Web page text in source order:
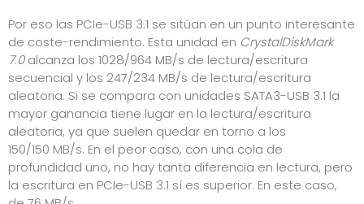
Por eso las PCIe-USB 3.1 se sitúan en un punto interesante
de coste-rendimiento. Esta unidad en CrystalDiskMark
7.0alcanza los 1028/964 MB/s de lectura/escritura
secuencial y los 247/234 MB/s de lectura/escritura
aleatoria. Si se compara con unidades SATA3-USB 3.1 la
mayor ganancia tiene lugar en la lectura/escritura
aleatoria, ya que suelen quedar en torno a los
150/150 MB/s. En el peor caso, con una cola de
profundidad uno, no hay tanta diferencia en lectura, pero
la escritura en PCIe-USB 3.1 sí es superior. En este caso,